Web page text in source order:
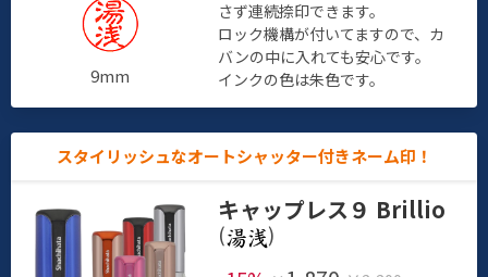
9mm
さず連続捺印できます。
ロック機構が付いてますので、カ
バンの中に入れても安心です。
インクの色は朱色です。
スタイリッシュなオートシャッター付きネーム印！
キャップレス９ Brillio
(
)